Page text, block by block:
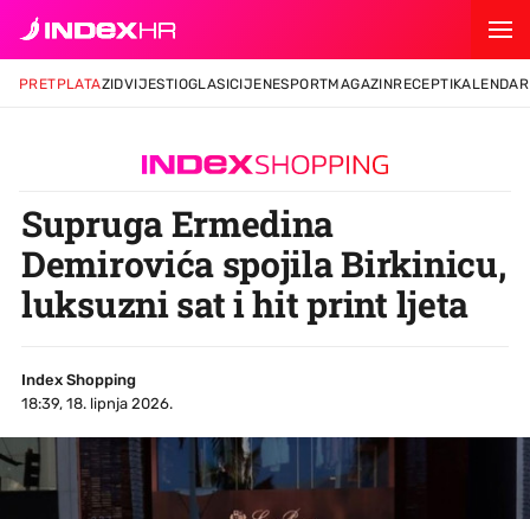
PRETPLATAZIDVIJESTIOGLASICIJENESPORTMAGAZINRECEPTIKALENDAR
Supruga Ermedina
Demirovića spojila Birkinicu,
luksuzni sat i hit print ljeta
Index Shopping
18:39, 18. lipnja 2026.